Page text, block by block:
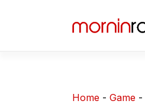
Home - Game -